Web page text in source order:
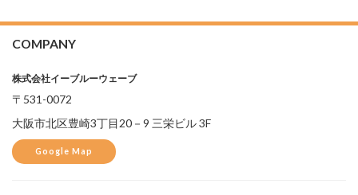
COMPANY
株式会社イーブルーウェーブ
〒531-0072
大阪市北区豊崎3丁目20－9 三栄ビル 3F
Google Map